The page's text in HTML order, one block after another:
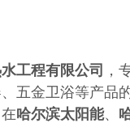
工程有限公司 ，
五金卫浴等产品
哈尔滨太阳能、